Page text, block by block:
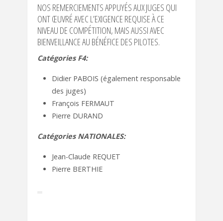
NOS REMERCIEMENTS APPUYÉS AUX JUGES QUI
ONT ŒUVRÉ AVEC L’EXIGENCE REQUISE À CE
NIVEAU DE COMPÉTITION, MAIS AUSSI AVEC
BIENVEILLANCE AU BÉNÉFICE DES PILOTES.
Catégories F4:
Didier PABOIS (également responsable
des juges)
François FERMAUT
Pierre DURAND
Catégories NATIONALES:
Jean-Claude REQUET
Pierre BERTHIE